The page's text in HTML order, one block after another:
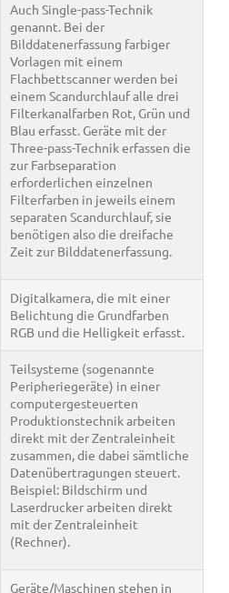
Auch Single-pass-Technik
genannt. Bei der
Bilddatenerfassung farbiger
Vorlagen mit einem
Flachbettscanner werden bei
einem Scandurchlauf alle drei
Filterkanalfarben Rot, Grün und
Blau erfasst. Geräte mit der
Three-pass-Technik erfassen die
zur Farbseparation
erforderlichen einzelnen
Filterfarben in jeweils einem
separaten Scandurchlauf, sie
benötigen also die dreifache
Zeit zur Bilddatenerfassung.
Digitalkamera, die mit einer
Belichtung die Grundfarben
RGB und die Helligkeit erfasst.
Teilsysteme (sogenannte
Peripheriegeräte) in einer
computergesteuerten
Produktionstechnik arbeiten
direkt mit der Zentraleinheit
zusammen, die dabei sämtliche
Datenübertragungen steuert.
Beispiel: Bildschirm und
Laserdrucker arbeiten direkt
mit der Zentraleinheit
(Rechner).
Geräte/Maschinen stehen in